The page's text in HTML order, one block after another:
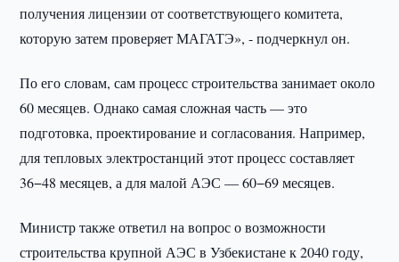
получения лицензии от соответствующего комитета,
которую затем проверяет МАГАТЭ», - подчеркнул он.
По его словам, сам процесс строительства занимает около
60 месяцев. Однако самая сложная часть — это
подготовка, проектирование и согласования. Например,
для тепловых электростанций этот процесс составляет
36−48 месяцев, а для малой АЭС — 60−69 месяцев.
Министр также ответил на вопрос о возможности
строительства крупной АЭС в Узбекистане к 2040 году,